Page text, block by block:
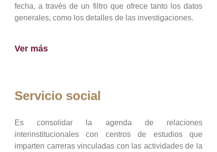
fecha, a través de un filtro que ofrece tanto los datos
generales, como los detalles de las investigaciones.
Ver más
Servicio social
Es consolidar la agenda de relaciones
interinstitucionales con centros de estudios que
imparten carreras vinculadas con las actividades de la